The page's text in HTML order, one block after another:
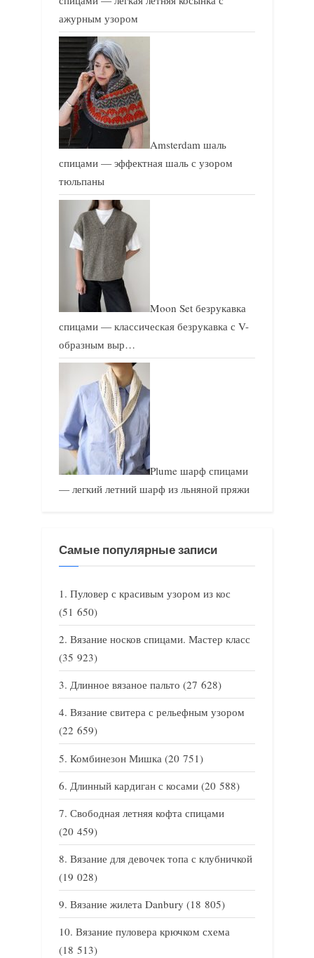
ажурным узором
Amsterdam шаль
спицами — эффектная шаль с узором
тюльпаны
Moon Set безрукавка
спицами — классическая безрукавка с V-
образным выр…
Plume шарф спицами
— легкий летний шарф из льняной пряжи
Самые популярные записи
Пуловер с красивым узором из кос
(51 650)
Вязание носков спицами. Мастер класс
(35 923)
Длинное вязаное пальто (27 628)
Вязание свитера с рельефным узором
(22 659)
Комбинезон Мишка (20 751)
Длинный кардиган с косами (20 588)
Свободная летняя кофта спицами
(20 459)
Вязание для девочек топа с клубничкой
(19 028)
Вязание жилета Danbury (18 805)
Вязание пуловера крючком схема
(18 513)